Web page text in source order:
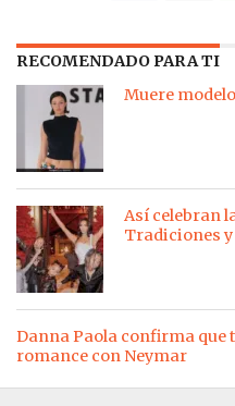
RECOMENDADO PARA TI
Muere
Así celebran
Tradiciones
Danna Paola confirma que
romance con Neymar